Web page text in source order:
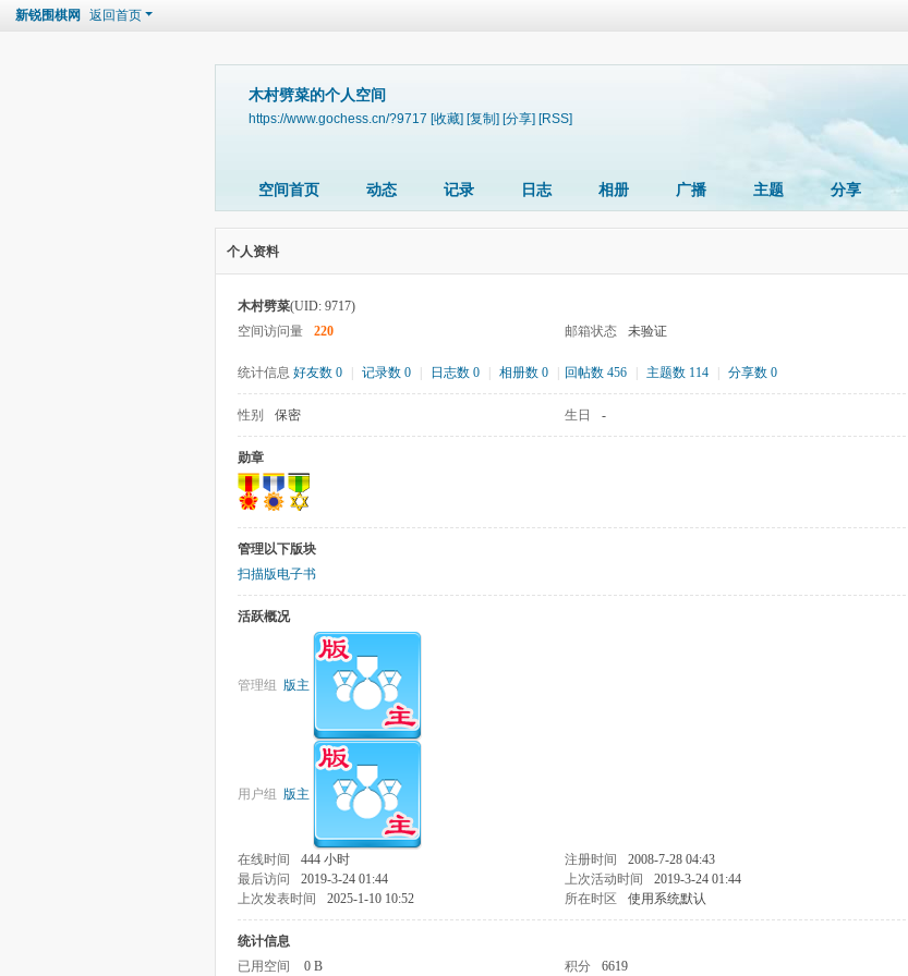
新锐围棋网 返回首页
木村劈菜的个人空间
https://www.gochess.cn/?9717 [收藏] [复制] [分享] [RSS]
空间首页 动态 记录 日志 相册 广播 主题 分享
个人资料
木村劈菜(UID: 9717)
空间访问量
220 邮箱状态 未验证
统计信息 好友数 0 记录数 0 日志数 0 相册数 0 回帖数 456 主题数 114 分享数 0
性别 保密 生日 -
勋章
管理以下版块
扫描版电子书
活跃概况
管理组 版主
用户组 版主
在线时间 444 小时 注册时间
2008-7-28 04:43
最后访问
2019-3-24 01:44 上次活动时间
2019-3-24 01:44
上次发表时间
2025-1-10 10:52 所在时区 使用系统默认
统计信息
已用空间
0 B 积分 6619